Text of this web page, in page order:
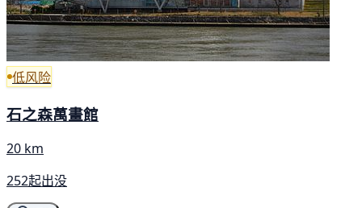
低风险
石之森萬畫館
20 km
252起出没